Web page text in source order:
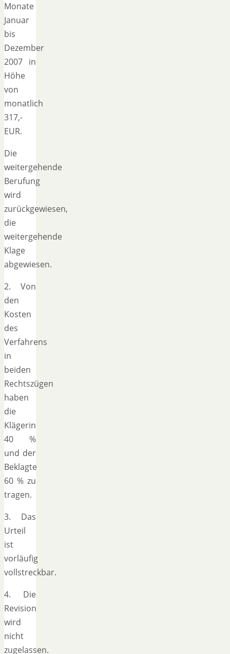
Monate
Januar
bis
Dezember
2007 in
Höhe
von
monatlich
317,-
EUR.
Die
weitergehende
Berufung
wird
zurückgewiesen,
die
weitergehende
Klage
abgewiesen.
2. Von
den
Kosten
des
Verfahrens
in
beiden
Rechtszügen
haben
die
Klägerin
40 %
und der
Beklagte
60 % zu
tragen.
3. Das
Urteil
ist
vorläufig
vollstreckbar.
4. Die
Revision
wird
nicht
zugelassen.